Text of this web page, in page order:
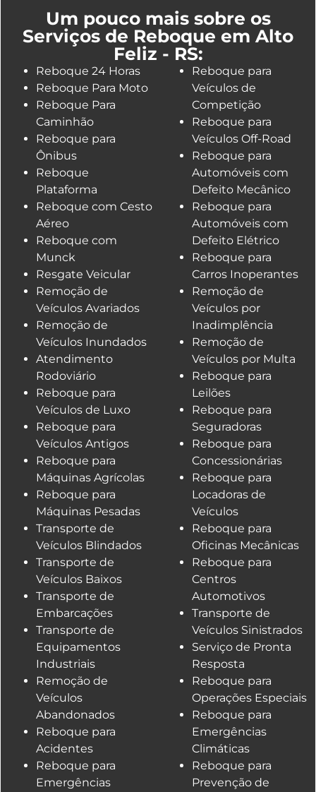
Um pouco mais sobre os
Serviços de Reboque em Alto
Feliz - RS:
Reboque 24 Horas
Reboque Para Moto
Reboque Para
Caminhão
Reboque para
Ônibus
Reboque
Plataforma
Reboque com Cesto
Aéreo
Reboque com
Munck
Resgate Veicular
Remoção de
Veículos Avariados
Remoção de
Veículos Inundados
Atendimento
Rodoviário
Reboque para
Veículos de Luxo
Reboque para
Veículos Antigos
Reboque para
Máquinas Agrícolas
Reboque para
Máquinas Pesadas
Transporte de
Veículos Blindados
Transporte de
Veículos Baixos
Transporte de
Embarcações
Transporte de
Equipamentos
Industriais
Remoção de
Veículos
Abandonados
Reboque para
Acidentes
Reboque para
Emergências
Reboque para
Veículos de
Competição
Reboque para
Veículos Off-Road
Reboque para
Automóveis com
Defeito Mecânico
Reboque para
Automóveis com
Defeito Elétrico
Reboque para
Carros Inoperantes
Remoção de
Veículos por
Inadimplência
Remoção de
Veículos por Multa
Reboque para
Leilões
Reboque para
Seguradoras
Reboque para
Concessionárias
Reboque para
Locadoras de
Veículos
Reboque para
Oficinas Mecânicas
Reboque para
Centros
Automotivos
Transporte de
Veículos Sinistrados
Serviço de Pronta
Resposta
Reboque para
Operações Especiais
Reboque para
Emergências
Climáticas
Reboque para
Prevenção de